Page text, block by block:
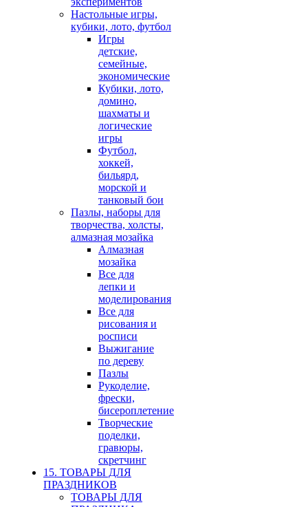
Настольные игры,
кубики, лото, футбол
Игры
детские,
семейные,
экономические
Кубики, лото,
домино,
шахматы и
логические
игры
Футбол,
хоккей,
бильярд,
морской и
танковый бои
Пазлы, наборы для
творчества, холсты,
алмазная мозайка
Алмазная
мозайка
Все для
лепки и
моделирования
Все для
рисования и
росписи
Выжигание
по дереву
Пазлы
Рукоделие,
фрески,
бисероплетение
Творческие
поделки,
гравюры,
скретчинг
15. ТОВАРЫ ДЛЯ
ПРАЗДНИКОВ
ТОВАРЫ ДЛЯ